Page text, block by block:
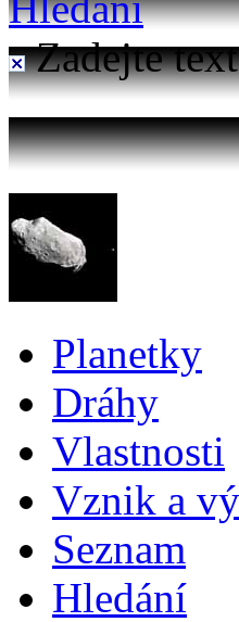
Zadejte
Planetky
Dráhy
Vlastnosti
Vznik a
Seznam
Hledání